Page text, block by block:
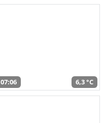
07:06 6,3 °C